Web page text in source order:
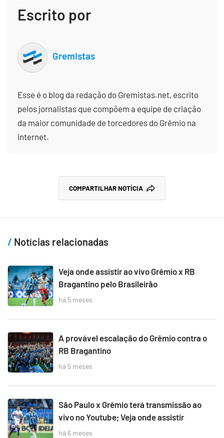
Escrito por
Gremistas
Esse é o blog da redação do Gremistas.net, escrito
pelos jornalistas que compõem a equipe de criação
da maior comunidade de torcedores do Grêmio na
internet.
COMPARTILHAR NOTÍCIA
Notícias relacionadas
Veja onde assistir ao vivo Grêmio x RB
Bragantino pelo Brasileirão
há 5 meses
A provável escalação do Grêmio contra o
RB Bragantino
há 5 meses
São Paulo x Grêmio terá transmissão ao
vivo no Youtube; Veja onde assistir
há 6 meses